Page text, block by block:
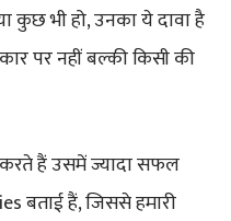
कुछ भी हो, उनका ये दावा है
पर नहीं बल्की किसी की
हैं उसमें ज्यादा सफल
बताई हैं, जिससे हमारी